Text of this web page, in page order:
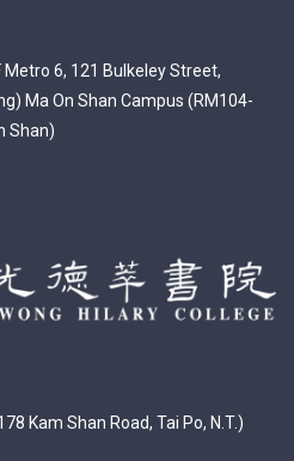
6, 121 Bulkeley Street,
Ma On Shan Campus (RM104-
Shan)
Kam Shan Road, Tai Po, N.T.)